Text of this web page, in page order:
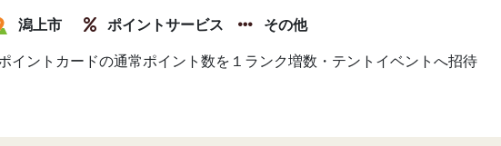
潟上市 ポイントサービス
その他
ポイントカードの通常ポイント数を１ランク増数・テントイベントへ招待